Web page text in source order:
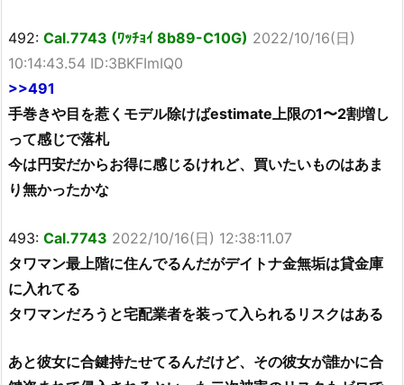
492: Cal.7743 (ﾜｯﾁｮｲ 8b89-C10G) 2022/10/16(日)
10:14:43.54 ID:3BKFImIQ0
>>491
手巻きや目を惹くモデル除けばestimate上限の1〜2割増し
って感じで落札
今は円安だからお得に感じるけれど、買いたいものはあま
り無かったかな
493: Cal.7743 2022/10/16(日) 12:38:11.07
タワマン最上階に住んでるんだがデイトナ金無垢は貸金庫
に入れてる
タワマンだろうと宅配業者を装って入られるリスクはある
あと彼女に合鍵持たせてるんだけど、その彼女が誰かに合